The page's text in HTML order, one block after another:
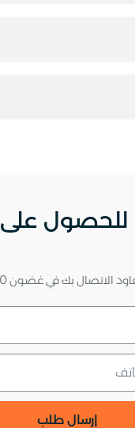
للحصول على
الاتصال بك في غضون 10 دقائق
إرسال طلب